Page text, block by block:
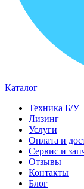
Каталог
Техника Б/У
Лизинг
Услуги
Оплата и
Сервис и
Отзывы
Контакты
Блог